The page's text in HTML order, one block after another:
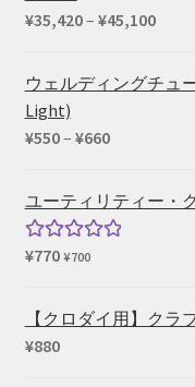
¥35,420– ¥45,100価
帯:
ウェルディングチュ
Light)
¥550– ¥660価
帯:
¥550
ユーティリティー・
5段階中
¥770 ¥700
【クロダイ用】クラ
¥880